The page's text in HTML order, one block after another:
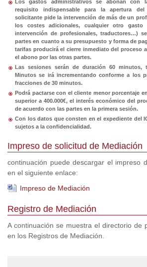
Los gastos administrativos se abonan con
requisito indispensable para la apertura del
solicitante pide la intervención de más de un
los costes adicionales, cualquier otro gasto
intervención de profesionales, traductores…)
partes en cuanto a su presupuesto y forma de
tarifas producirá el cierre inmediato del proceso
el abono por las otras partes.
Las sesiones serán de duración 60 minutos,
Minutos se irá incrementando conforme a los
fracciones de 30 minutos.
Podrá pactarse con el cliente menor porcentaje
superior a 400.000€, el interés económico del
de acuerdo con las partes en la primera sesión.
Con los datos que consten en el expediente del
sujetos a la confidencialidad.
Impreso de solicitud de Mediación
continuación puede descargar el impreso
en el siguiente enlace:
Impreso de Mediación
Registro de Mediación
A continuación se muestra el directorio de
en los Registros de Mediación.